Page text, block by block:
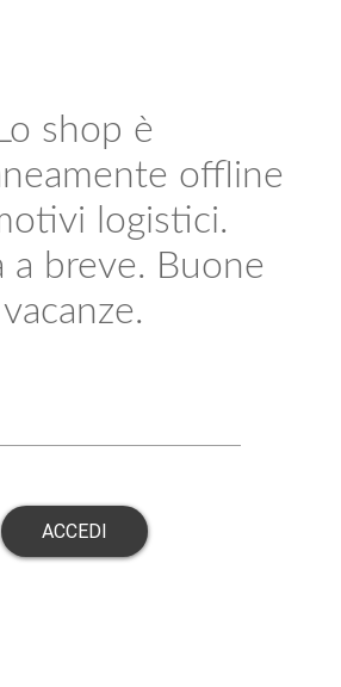
Lo shop è
offline
logistici.
a breve. Buone
vacanze.
ACCEDI